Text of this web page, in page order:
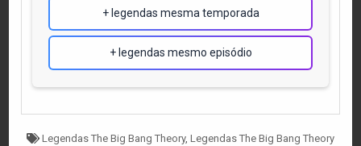
+ legendas mesma temporada
+ legendas mesmo episódio
Tagged
Legendas The Big Bang Theory, Legendas The Big Bang Theory